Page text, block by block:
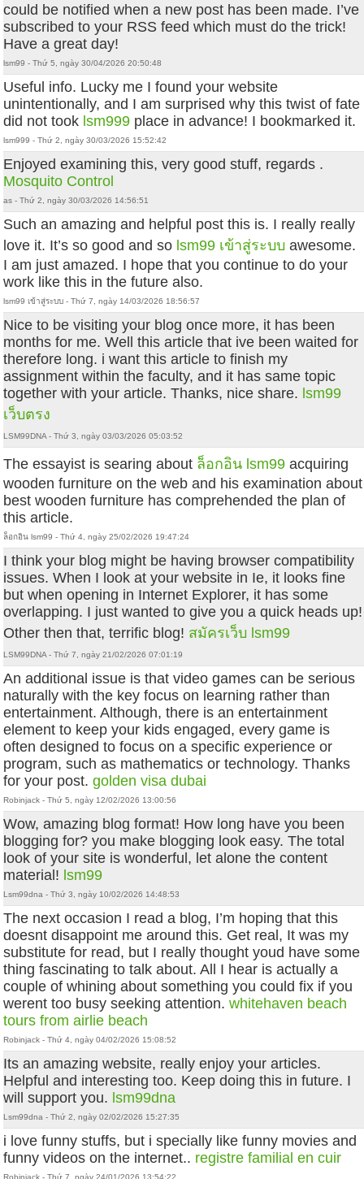
could be notified when a new post has been made. I’ve
subscribed to your RSS feed which must do the trick!
Have a great day!
lsm99 - Thứ 5, ngày 30/04/2026 20:50:48
Useful info. Lucky me I found your website
unintentionally, and I am surprised why this twist of fate
did not took lsm999 place in advance! I bookmarked it.
lsm999 - Thứ 2, ngày 30/03/2026 15:52:42
Enjoyed examining this, very good stuff, regards .
Mosquito Control
as - Thứ 2, ngày 30/03/2026 14:56:51
Such an amazing and helpful post this is. I really really
love it. It’s so good and so lsm99 เข้าสู่ระบบ awesome.
I am just amazed. I hope that you continue to do your
work like this in the future also.
lsm99 เข้าสู่ระบบ - Thứ 7, ngày 14/03/2026 18:56:57
Nice to be visiting your blog once more, it has been
months for me. Well this article that ive been waited for
therefore long. i want this article to finish my
assignment within the faculty, and it has same topic
together with your article. Thanks, nice share. lsm99
เว็บตรง
LSM99DNA - Thứ 3, ngày 03/03/2026 05:03:52
The essayist is searing about ล็อกอิน lsm99 acquiring
wooden furniture on the web and his examination about
best wooden furniture has comprehended the plan of
this article.
ล็อกอิน lsm99 - Thứ 4, ngày 25/02/2026 19:47:24
I think your blog might be having browser compatibility
issues. When I look at your website in Ie, it looks fine
but when opening in Internet Explorer, it has some
overlapping. I just wanted to give you a quick heads up!
Other then that, terrific blog! สมัครเว็บ lsm99
LSM99DNA - Thứ 7, ngày 21/02/2026 07:01:19
An additional issue is that video games can be serious
naturally with the key focus on learning rather than
entertainment. Although, there is an entertainment
element to keep your kids engaged, every game is
often designed to focus on a specific experience or
program, such as mathematics or technology. Thanks
for your post.golden visa dubai
Robinjack - Thứ 5, ngày 12/02/2026 13:00:56
Wow, amazing blog format! How long have you been
blogging for? you make blogging look easy. The total
look of your site is wonderful, let alone the content
material! lsm99
Lsm99dna - Thứ 3, ngày 10/02/2026 14:48:53
The next occasion I read a blog, I’m hoping that this
doesnt disappoint me around this. Get real, It was my
substitute for read, but I really thought youd have some
thing fascinating to talk about. All I hear is actually a
couple of whining about something you could fix if you
werent too busy seeking attention.whitehaven beach
tours from airlie beach
Robinjack - Thứ 4, ngày 04/02/2026 15:08:52
Its an amazing website, really enjoy your articles.
Helpful and interesting too. Keep doing this in future. I
will support you. lsm99dna
Lsm99dna - Thứ 2, ngày 02/02/2026 15:27:35
i love funny stuffs, but i specially like funny movies and
funny videos on the internet.. registre familial en cuir